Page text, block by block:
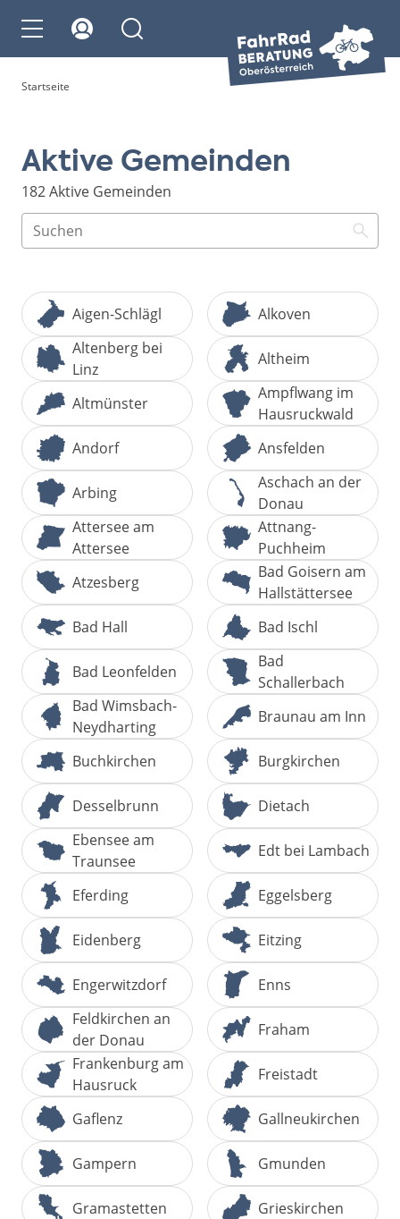
Startseite
Aktive Gemeinden
182 Aktive Gemeinden
Aigen-Schlägl
Alkoven
Altenberg bei
Linz
Altheim
Altmünster
Ampflwang im
Hausruckwald
Andorf
Ansfelden
Arbing
Aschach an der
Donau
Attersee am
Attersee
Attnang-
Puchheim
Atzesberg
Bad Goisern am
Hallstättersee
Bad Hall
Bad Ischl
Bad Leonfelden
Bad
Schallerbach
Bad Wimsbach-
Neydharting
Braunau am Inn
Buchkirchen Burgkirchen
Desselbrunn
Dietach
Ebensee am
Traunsee
Edt bei Lambach
Eferding Eggelsberg
Eidenberg Eitzing
Engerwitzdorf
Enns
Feldkirchen an
der Donau
Fraham
Frankenburg am
Hausruck
Freistadt
Gaflenz Gallneukirchen
Gampern Gmunden
Gramastetten Grieskirchen